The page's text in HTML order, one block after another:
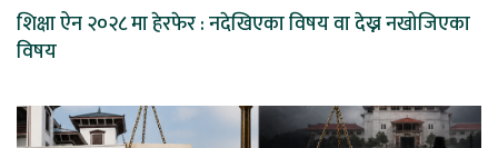
शिक्षा ऐन २०२८ मा हेरफेर : नदेखिएका विषय वा देख्न नखोजिएका
विषय